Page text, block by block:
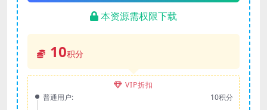
本资源需权限下载
10积分
VIP折扣
普通用户:
10积分